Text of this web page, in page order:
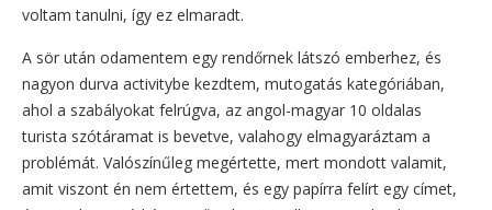
voltam tanulni, így ez elmaradt.
A sör után odamentem egy rendőrnek látszó emberhez, és
nagyon durva activitybe kezdtem, mutogatás kategóriában,
ahol a szabályokat felrúgva, az angol-magyar 10 oldalas
turista szótáramat is bevetve, valahogy elmagyaráztam a
problémát. Valószínűleg megértette, mert mondott valamit,
amit viszont én nem értettem, és egy papírra felírt egy címet,